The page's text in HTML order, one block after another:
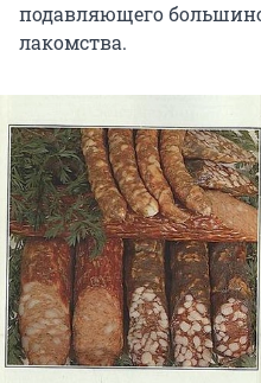
подавляющего
лакомства.